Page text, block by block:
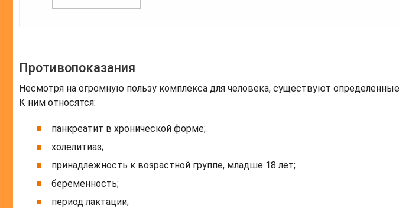
Противопоказания
Несмотря на огромную пользу комплекса для человека, существуют
К ним относятся:
панкреатит в хронической форме;
холелитиаз;
принадлежность к возрастной группе, младше 18 лет;
беременность;
период лактации;